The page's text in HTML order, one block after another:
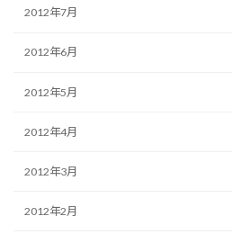
2012年7月
2012年6月
2012年5月
2012年4月
2012年3月
2012年2月